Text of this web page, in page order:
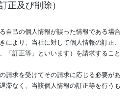
正及び削除）
自己の個人情報が誤った情報である場合
により、当社に対して個人情報の訂正、
「訂正等」といいます）を請求すること
請求を受けてその請求に応じる必要があ
滞なく、当該個人情報の訂正等を行うも